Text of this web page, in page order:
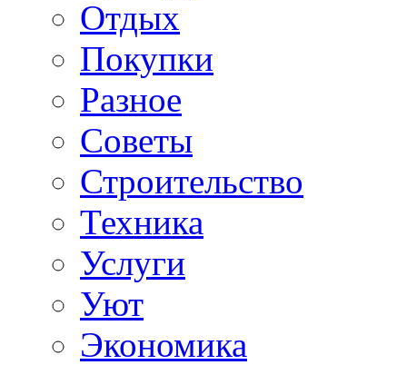
Отдых
Покупки
Разное
Советы
Строительство
Техника
Услуги
Уют
Экономика